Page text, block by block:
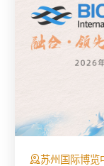
苏州国际博览